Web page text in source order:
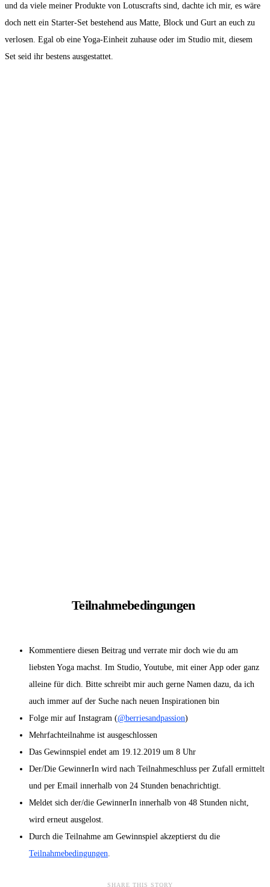
und da viele meiner Produkte von Lotuscrafts sind, dachte ich mir, es wäre
doch nett ein Starter-Set bestehend aus Matte, Block und Gurt an euch zu
verlosen. Egal ob eine Yoga-Einheit zuhause oder im Studio mit, diesem
Set seid ihr bestens ausgestattet.
Teilnahmebedingungen
Kommentiere diesen Beitrag und verrate mir doch wie du am
liebsten Yoga machst. Im Studio, Youtube, mit einer App oder ganz
alleine für dich. Bitte schreibt mir auch gerne Namen dazu, da ich
auch immer auf der Suche nach neuen Inspirationen bin
Folge mir auf Instagram (@berriesandpassion)
Mehrfachteilnahme ist ausgeschlossen
Das Gewinnspiel endet am 19.12.2019 um 8 Uhr
Der/Die GewinnerIn wird nach Teilnahmeschluss per Zufall ermittelt
und per Email innerhalb von 24 Stunden benachrichtigt.
Meldet sich der/die GewinnerIn innerhalb von 48 Stunden nicht,
wird erneut ausgelost.
Durch die Teilnahme am Gewinnspiel akzeptierst du die
Teilnahmebedingungen.
SHARE THIS STORY